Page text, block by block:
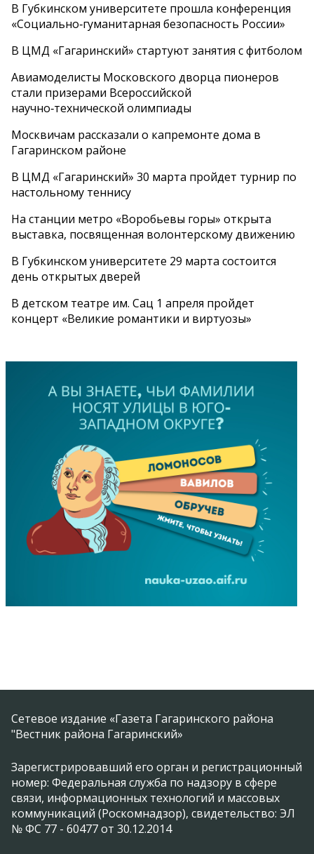
В Губкинском университете прошла конференция
«Социально‑гуманитарная безопасность России»
В ЦМД «Гагаринский» стартуют занятия с фитболом
Авиамоделисты Московского дворца пионеров
стали призерами Всероссийской
научно‑технической олимпиады
Москвичам рассказали о капремонте дома в
Гагаринском районе
В ЦМД «Гагаринский» 30 марта пройдет турнир по
настольному теннису
На станции метро «Воробьевы горы» открыта
выставка, посвященная волонтерскому движению
В Губкинском университете 29 марта состоится
день открытых дверей
В детском театре им. Сац 1 апреля пройдет
концерт «Великие романтики и виртуозы»
Сетевое издание «Газета Гагаринского района
"Вестник района Гагаринский»
Зарегистрировавший его орган и регистрационный
номер: Федеральная служба по надзору в сфере
связи, информационных технологий и массовых
коммуникаций (Роскомнадзор), свидетельство: ЭЛ
№ ФС 77 - 60477 от 30.12.2014